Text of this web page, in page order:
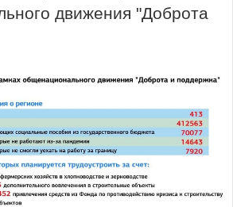
движения "Доброта